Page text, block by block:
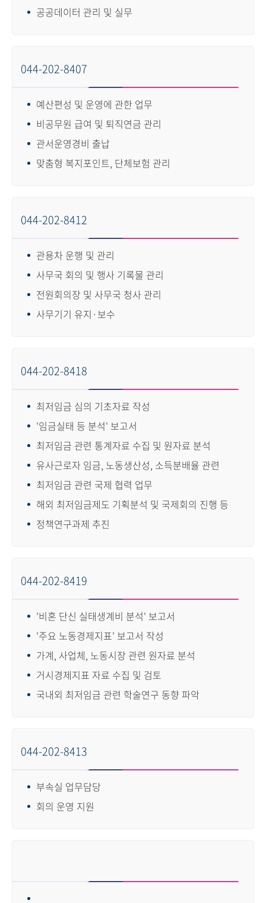
공공데이터 관리 및 실무
044-202-8407
예산편성 및 운영에 관한 업무
비공무원 급여 및 퇴직연금 관리
관서운영경비 출납
맞춤형 복지포인트, 단체보험 관리
044-202-8412
관용차 운행 및 관리
사무국 회의 및 행사 기록물 관리
전원회의장 및 사무국 청사 관리
사무기기 유지·보수
044-202-8418
최저임금 심의 기초자료 작성
'임금실태 등 분석' 보고서
최저임금 관련 통계자료 수집 및 원자료 분석
유사근로자 임금, 노동생산성, 소득분배율 관련
최저임금 관련 국제 협력 업무
해외 최저임금제도 기획분석 및 국제회의 진행 등
정책연구과제 추진
044-202-8419
'비혼 단신 실태생계비 분석' 보고서
'주요 노동경제지표' 보고서 작성
가계, 사업체, 노동시장 관련 원자료 분석
거시경제지표 자료 수집 및 검토
국내외 최저임금 관련 학술연구 동향 파악
044-202-8413
부속실 업무담당
회의 운영 지원